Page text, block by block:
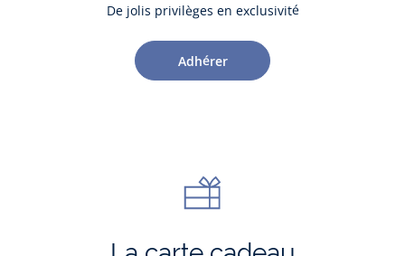
De jolis privilèges en exclusivité
Adhérer